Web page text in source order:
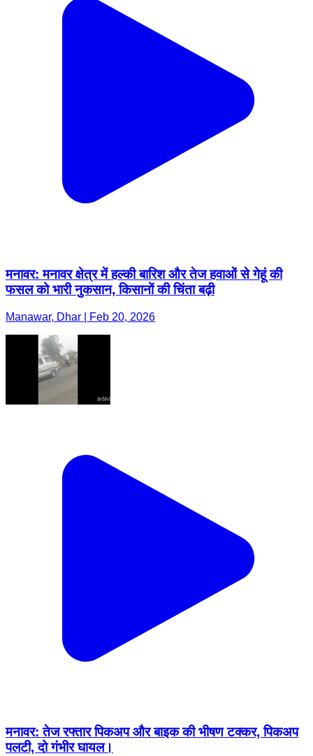
मनावर: मनावर क्षेत्र में हल्की बारिश और तेज हवाओं से गेहूं की
फसल को भारी नुकसान, किसानों की चिंता बढ़ी
Manawar, Dhar | Feb 20, 2026
मनावर: तेज रफ्तार पिकअप और बाइक की भीषण टक्कर, पिकअप
पलटी, दो गंभीर घायल।